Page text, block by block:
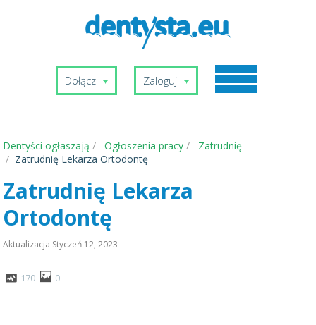
Dołącz Zaloguj
Dentyści ogłaszają Ogłoszenia pracy
Zatrudnię
Zatrudnię Lekarza Ortodontę
Zatrudnię Lekarza
Ortodontę
Aktualizacja Styczeń 12, 2023
170 0